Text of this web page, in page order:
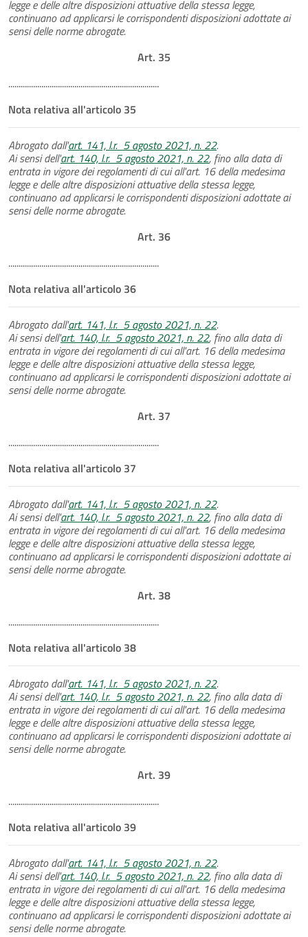
legge e delle altre disposizioni attuative della stessa legge,
continuano ad applicarsi le corrispondenti disposizioni adottate ai
sensi delle norme abrogate.
Art. 35
.........................................................................
Nota relativa all'articolo 35
Abrogato dall'art. 141, l.r. 5 agosto 2021, n. 22.
Ai sensi dell'art. 140, l.r. 5 agosto 2021, n. 22, fino alla data di
entrata in vigore dei regolamenti di cui all'art. 16 della medesima
legge e delle altre disposizioni attuative della stessa legge,
continuano ad applicarsi le corrispondenti disposizioni adottate ai
sensi delle norme abrogate.
Art. 36
.........................................................................
Nota relativa all'articolo 36
Abrogato dall'art. 141, l.r. 5 agosto 2021, n. 22.
Ai sensi dell'art. 140, l.r. 5 agosto 2021, n. 22, fino alla data di
entrata in vigore dei regolamenti di cui all'art. 16 della medesima
legge e delle altre disposizioni attuative della stessa legge,
continuano ad applicarsi le corrispondenti disposizioni adottate ai
sensi delle norme abrogate.
Art. 37
.........................................................................
Nota relativa all'articolo 37
Abrogato dall'art. 141, l.r. 5 agosto 2021, n. 22.
Ai sensi dell'art. 140, l.r. 5 agosto 2021, n. 22, fino alla data di
entrata in vigore dei regolamenti di cui all'art. 16 della medesima
legge e delle altre disposizioni attuative della stessa legge,
continuano ad applicarsi le corrispondenti disposizioni adottate ai
sensi delle norme abrogate.
Art. 38
.........................................................................
Nota relativa all'articolo 38
Abrogato dall'art. 141, l.r. 5 agosto 2021, n. 22.
Ai sensi dell'art. 140, l.r. 5 agosto 2021, n. 22, fino alla data di
entrata in vigore dei regolamenti di cui all'art. 16 della medesima
legge e delle altre disposizioni attuative della stessa legge,
continuano ad applicarsi le corrispondenti disposizioni adottate ai
sensi delle norme abrogate.
Art. 39
.........................................................................
Nota relativa all'articolo 39
Abrogato dall'art. 141, l.r. 5 agosto 2021, n. 22.
Ai sensi dell'art. 140, l.r. 5 agosto 2021, n. 22, fino alla data di
entrata in vigore dei regolamenti di cui all'art. 16 della medesima
legge e delle altre disposizioni attuative della stessa legge,
continuano ad applicarsi le corrispondenti disposizioni adottate ai
sensi delle norme abrogate.